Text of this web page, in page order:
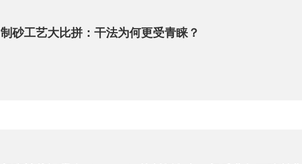
制砂工艺大比拼：干法为何更受青睐？